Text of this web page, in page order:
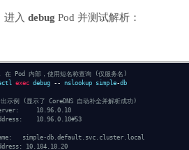
进入 debug Pod 并测试解析：
Pod 内部，使用短名称查询 (仅服务名)
exec debug -- nslookup simple-db
示例 (显示了 CoreDNS 自动补全并解析成功)
10.96.0.10
10.96.0.10#53
simple-db.default.svc.cluster.local
10.104.10.20